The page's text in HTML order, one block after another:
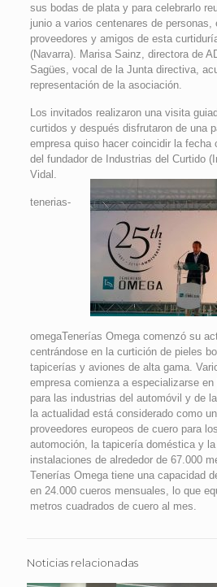
sus bodas de plata y para celebrarlo
junio a varios centenares de personas,
proveedores y amigos de esta
(Navarra). Marisa Sainz, directora de
Sagües, vocal de la Junta directiva,
representación de la asociación.
Los invitados realizaron una visita
curtidos y después disfrutaron de una
empresa quiso hacer coincidir la fecha
del fundador de Industrias del Curtido
Vidal.
tenerias-
omegaTenerías Omega comenzó su
centrándose en la curtición de pieles
tapicerías y aviones de alta gama.
empresa comienza a especializarse
para las industrias del automóvil y de
la actualidad está considerado como
proveedores europeos de cuero para
automoción, la tapicería doméstica y
instalaciones de alrededor de 67.000
Tenerías Omega tiene una capacidad
en 24.000 cueros mensuales, lo que
metros cuadrados de cuero al mes.
Noticias relacionadas